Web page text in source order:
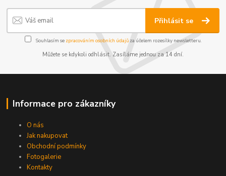
Přihlásit se
Souhlasím se zpracováním osobních údajůza účelem rozesílky newsletteru.
Můžete se kdykoli odhlásit. Zasíláme jednou za 14 dní.
Informace pro zákazníky
O nás
Jak nakupovat
Obchodní podmínky
Fotogalerie
Kontakty